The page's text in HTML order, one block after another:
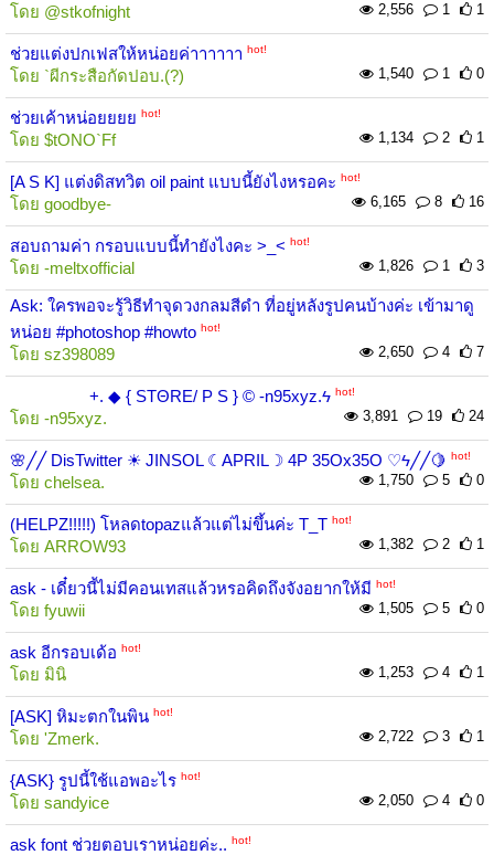
โดย @stkofnight 2,556 1 1
ช่วยแต่งปกเฟสให้หน่อยค่าาาาาา hot!
โดย `ผีกระสือกัดปอบ.(?) 1,540 1 0
ช่วยเค้าหน่อยยยย hot!
โดย $tONO`Ff 1,134 2 1
[A S K] แต่งดิสทวิต oil paint แบบนี้ยังไงหรอคะ hot!
โดย goodbye- 6,165 8 16
สอบถามค่า กรอบแบบนี้ทำยังไงคะ >_< hot!
โดย -meltxofficial 1,826 1 3
Ask: ใครพอจะรู้วิธีทำจุดวงกลมสีดำ ที่อยู่หลังรูปคนบ้างค่ะ เข้ามาดู
หน่อย #photoshop #howto hot!
โดย sz398089 2,650 4 7
+. ◆ { STΘRE/ P S } © -n95xyz.ϟ hot!
โดย -n95xyz. 3,891 19 24
🌸╱╱ DisTwitter ☀ JINSOL ☾APRIL☽ 4P 35Ox35O ♡ϟ╱╱🍋 hot!
โดย chelsea. 1,750 5 0
(HELPZ!!!!!) โหลดtopazแล้วแต่ไม่ขึ้นค่ะ T_T hot!
โดย ARROW93 1,382 2 1
ask - เดี๋ยวนี้ไม่มีคอนเทสแล้วหรอคิดถึงจังอยากให้มี hot!
โดย fyuwii 1,505 5 0
ask อีกรอบเด้อ hot!
โดย มินิ 1,253 4 1
[ASK] หิมะตกในพิน hot!
โดย 'Zmerk. 2,722 3 1
{ASK} รูปนี้ใช้แอพอะไร hot!
โดย sandyice 2,050 4 0
ask font ช่วยตอบเราหน่อยค่ะ.. hot!